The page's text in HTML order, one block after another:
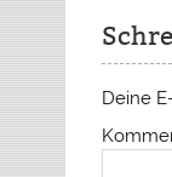
Deine